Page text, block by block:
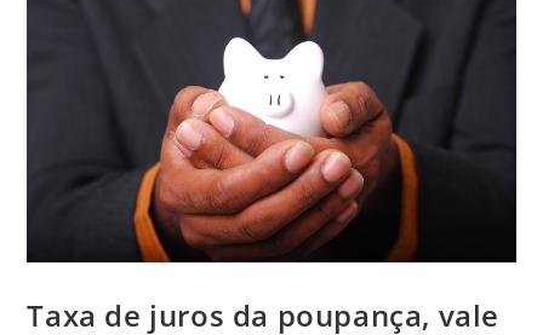
Taxa de juros da poupança, vale